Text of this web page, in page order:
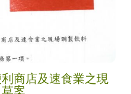
商店及速食業之現
案